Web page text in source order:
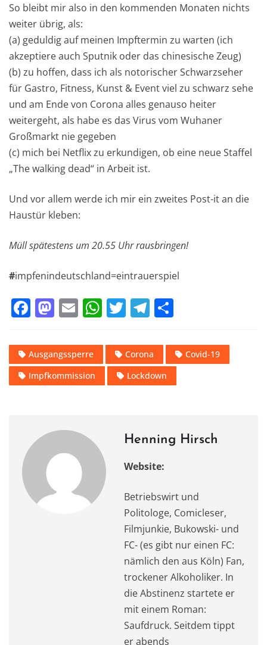
So bleibt mir also in den kommenden Monaten nichts
weiter übrig, als:
(a) geduldig auf meinen Impftermin zu warten (ich
akzeptiere auch Sputnik oder das chinesische Zeug)
(b) zu hoffen, dass ich als notorischer Schwarzseher
für Gastro, Fitness, Kunst & Event viel zu schwarz sehe
und am Ende von Corona alles genauso heiter
weitergeht, als habe es das Virus vom Wuhaner
Großmarkt nie gegeben
(c) mich bei Netflix zu erkundigen, ob eine neue Staffel
„The walking dead“ in Arbeit ist.
Und vor allem werde ich mir ein zweites Post-it an die
Haustür kleben:
Müll spätestens um 20.55 Uhr rausbringen!
#impfenindeutschland=eintrauerspiel
F
c
e
b
k
M
st
o
d
E
ai
l
W
at
s
A
T
it
te
r
T
e
gr
a
le
n
Ausgangssperre Corona
Covid-19
Impfkommission
Lockdown
Henning Hirsch
Website:
Betriebswirt und
Politologe, Comicleser,
Filmjunkie, Bukowski- und
FC- (es gibt nur einen FC:
nämlich den aus Köln) Fan,
trockener Alkoholiker. In
die Abstinenz startete er
mit einem Roman:
Saufdruck. Seitdem tippt
er abends